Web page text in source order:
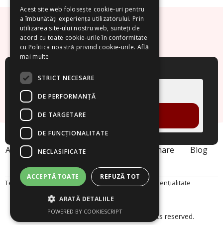
Cere un demo!
VREAU DEMO
Acasa Despre noi Webinare
Blog
© 2026 Smart Project Solutions. All rights reserved.
Termeni și Condiții Politica Cookies Politica de Confidențialitate
Acest site web folosește cookie-uri pentru
a îmbunătăți experiența utilizatorului. Prin
utilizarea site-ului nostru web, sunteți de
acord cu toate cookie-urile în conformitate
cu Politica noastră privind cookie-urile. Află
mai multe
STRICT NECESARE
DE PERFORMANȚĂ
DE TARGETARE
DE FUNCŢIONALITATE
NECLASIFICATE
ACCEPTĂ TOATE REFUZĂ TOT
ARATĂ DETALIILE
POWERED BY COOKIESCRIPT